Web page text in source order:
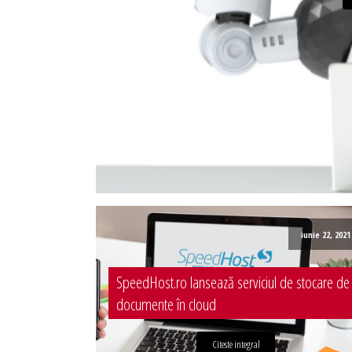
iunie 22, 2021
SpeedHost.ro lansează serviciul de stocare de
documente în cloud
Citeste integral